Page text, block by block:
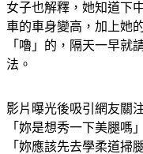
女子也解釋，她知道下
車的車身變高，加上她
「嚕」的，隔天一早就
法。
影片曝光後吸引網友關
「妳是想秀一下美腿嗎
「妳應該先去學柔道掃